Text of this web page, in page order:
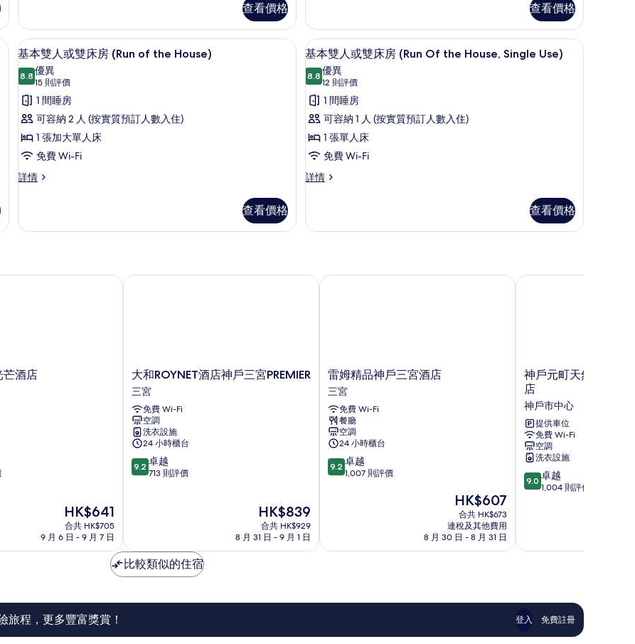
相
片
Use)
詳
情
查看價格
相
片
Use)
詳
情
查看價格
隔音
載
入
所
有
基
本
雙
人
床
片
8
基本雙人或雙床房 (Run of the House)
8.88.8 分，滿分 10 分
優異
15 則評價
(15
則
評
價)
1 間睡房
可容納 2 人 (按實質預訂人數入住)
1 張加大單人床
免費 Wi-Fi
詳情
基
或
(Run
查看價格
載
入
所
有
基
本
雙
人
床
Of
的
8
基本雙人或雙床房 (Run Of the House, Single Use)
8.88.8 分，滿分 10 分
優異
12 則評價
(12
則
評
價)
1 間睡房
可容納 1 人 (按實質預訂人數入住)
1 張單人床
免費 Wi-Fi
詳情
基
或
(Run
情
查看價格
芒酒店
現
售
HK$641
HK$641
合共 HK$705
9 月 6 日 - 9 月 7 日
店
大
和
ROYNET
酒
店
神
戶
三
宮
大和ROYNET酒店神戶三宮PREMIER
三宮
免費 Wi-Fi
空調
洗衣設施
24 小時櫃台
9.2
分
卓
越，
713
評
評
9.2 卓越
713 則評價
現
售
HK$839
HK$839
合共 HK$929
8 月 31 日 - 9 月 1 日
大和ROYNET酒店神戶三宮PREMIER
雷
姆
精
品
神
戶
三
宮
酒
雷姆精品神戶三宮酒店
三宮
免費 Wi-Fi
餐廳
空調
24 小時櫃台
9.2
分
卓
評
評
9.2 卓越
1,007 則評價
現
售
HK$607
HK$607
合共 HK$673
連稅及其他費用
8 月 30 日 - 8 月 31 日
雷姆精品神戶三宮酒店
神
戶
元
町
天
然
溫
泉
浪
漫
酒
市
中
神戶元町天然溫泉浪
店
神戶市中心
提供車位
免費 Wi-Fi
空調
洗衣設施
9.0
分
分)，
則
評
價
篇
9.0 卓越
1,004 則評價
神戶元町天然溫泉浪漫
比較類似的住宿
旅程，更多豐富獎賞！ 登入 免費註冊